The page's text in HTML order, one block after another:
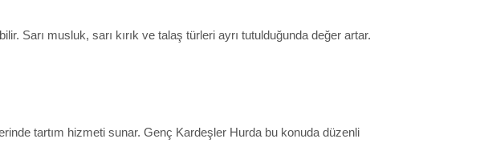
Sarı musluk, sarı kırık ve talaş türleri ayrı tutulduğunda değer artar.
tartım hizmeti sunar. Genç Kardeşler Hurda bu konuda düzenli